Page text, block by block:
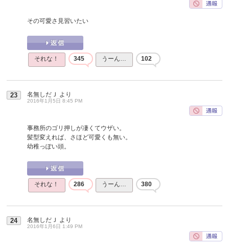
その可愛さ見習いたい
それな！ 345 うーん… 102
23 名無しだＪ より
2016年1月5日 8:45 PM
事務所のゴリ押しが凄くてウザい。
髪型変えれば、さほど可愛くも無い。
幼稚っぽい頭。
それな！ 286 うーん… 380
24 名無しだＪ より
2016年1月6日 1:49 PM